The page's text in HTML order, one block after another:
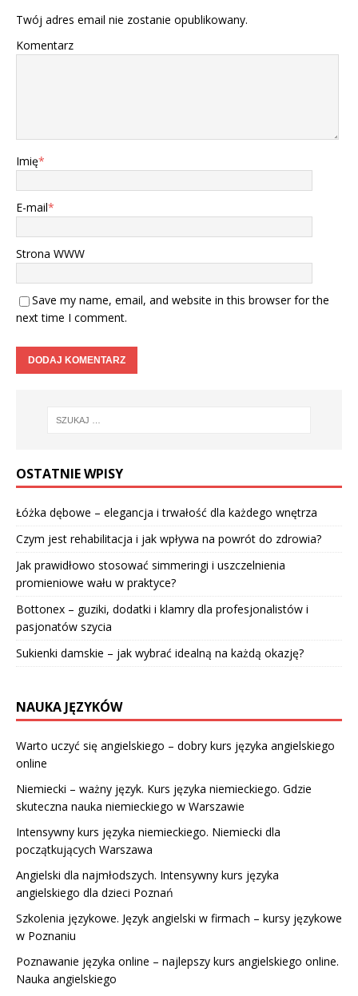
Twój adres email nie zostanie opublikowany.
Komentarz
Imię*
E-mail*
Strona WWW
Save my name, email, and website in this browser for the
next time I comment.
OSTATNIE WPISY
Łóżka dębowe – elegancja i trwałość dla każdego wnętrza
Czym jest rehabilitacja i jak wpływa na powrót do zdrowia?
Jak prawidłowo stosować simmeringi i uszczelnienia
promieniowe wału w praktyce?
Bottonex – guziki, dodatki i klamry dla profesjonalistów i
pasjonatów szycia
Sukienki damskie – jak wybrać idealną na każdą okazję?
NAUKA JĘZYKÓW
Warto uczyć się angielskiego – dobry kurs języka angielskiego
online
Niemiecki – ważny język. Kurs języka niemieckiego. Gdzie
skuteczna nauka niemieckiego w Warszawie
Intensywny kurs języka niemieckiego. Niemiecki dla
początkujących Warszawa
Angielski dla najmłodszych. Intensywny kurs języka
angielskiego dla dzieci Poznań
Szkolenia językowe. Język angielski w firmach – kursy językowe
w Poznaniu
Poznawanie języka online – najlepszy kurs angielskiego online.
Nauka angielskiego